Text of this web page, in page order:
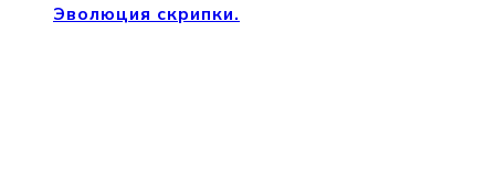
Эволюция скрипки.